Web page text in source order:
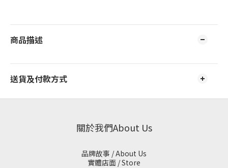
商品描述
送貨及付款方式
關於我們About Us
品牌故事 / About Us
實體店面 / Store